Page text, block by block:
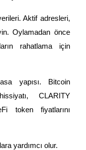
Aktif adresleri,
Oylamadan önce
rahatlama için
yapısı. Bitcoin
CLARITY
token fiyatlarını
yardımcı olur.